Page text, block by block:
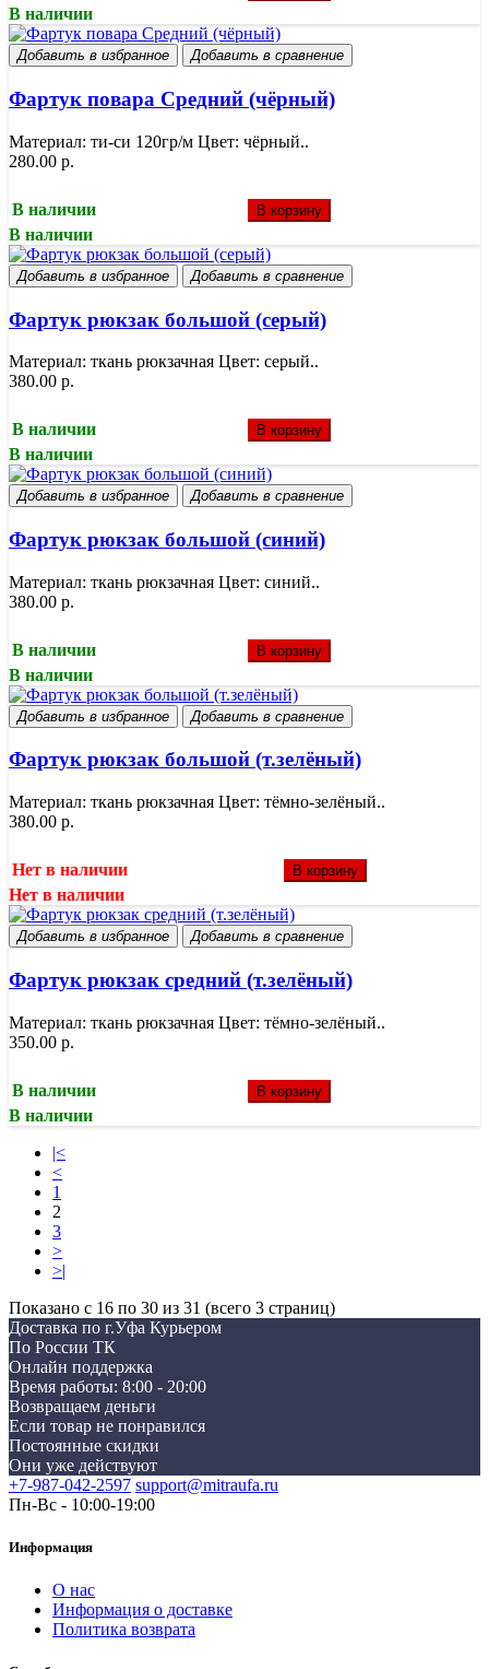
В наличии
Добавить в избранное Добавить в сравнение
Фартук повара Средний (чёрный)
Материал: ти-си 120гр/м Цвет: чёрный..
280.00 р.
В наличии В корзину
В наличии
Добавить в избранное Добавить в сравнение
Фартук рюкзак большой (серый)
Материал: ткань рюкзачная Цвет: серый..
380.00 р.
В наличии В корзину
В наличии
Добавить в избранное Добавить в сравнение
Фартук рюкзак большой (синий)
Материал: ткань рюкзачная Цвет: синий..
380.00 р.
В наличии В корзину
В наличии
Добавить в избранное Добавить в сравнение
Фартук рюкзак большой (т.зелёный)
Материал: ткань рюкзачная Цвет: тёмно-зелёный..
380.00 р.
Нет в наличии В корзину
Нет в наличии
Добавить в избранное Добавить в сравнение
Фартук рюкзак средний (т.зелёный)
Материал: ткань рюкзачная Цвет: тёмно-зелёный..
350.00 р.
В наличии В корзину
В наличии
|<
<
1
2
3
>
>|
Показано с 16 по 30 из 31 (всего 3 страниц)
Доставка по г.Уфа Курьером
По России ТК
Онлайн поддержка
Время работы: 8:00 - 20:00
Возвращаем деньги
Если товар не понравился
Постоянные скидки
Они уже действуют
+7-987-042-2597 support@mitraufa.ru
Пн-Вс - 10:00-19:00
Информация
О нас
Информация о доставке
Политика возврата